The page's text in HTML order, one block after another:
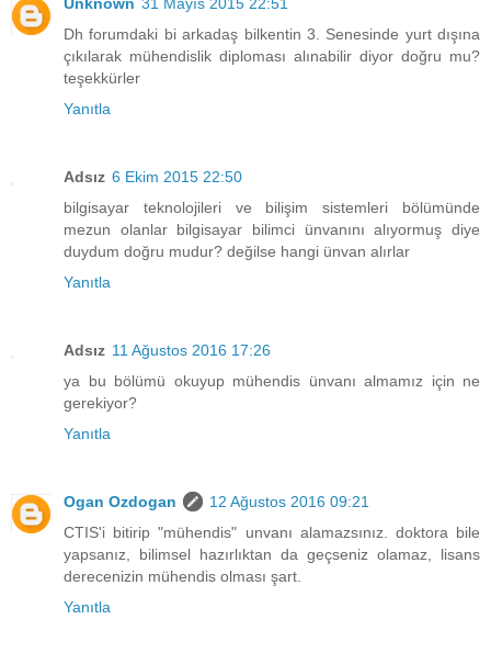
Dh forumdaki bi arkadaş bilkentin 3. Senesinde yurt dışına
çıkılarak mühendislik diploması alınabilir diyor doğru mu?
teşekkürler
Yanıtla
Adsız 6 Ekim 2015 22:50
bilgisayar teknolojileri ve bilişim sistemleri bölümünde
mezun olanlar bilgisayar bilimci ünvanını alıyormuş diye
duydum doğru mudur? değilse hangi ünvan alırlar
Yanıtla
Adsız 11 Ağustos 2016 17:26
ya bu bölümü okuyup mühendis ünvanı almamız için ne
gerekiyor?
Yanıtla
Ogan Ozdogan
12 Ağustos 2016 09:21
CTIS'i bitirip "mühendis" unvanı alamazsınız. doktora bile
yapsanız, bilimsel hazırlıktan da geçseniz olamaz, lisans
derecenizin mühendis olması şart.
Yanıtla